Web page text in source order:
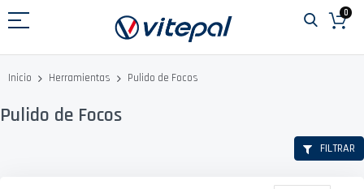
al
0
Inicio Herramientas Pulido de Focos
Pulido de Focos
FILTRAR